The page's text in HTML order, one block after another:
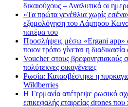
δικαιούχους – Αναλυτικά οι
«Τα πρώτα γενέθλια χωρίς
εξομολόγηση του Λάμπρου
πατέρα του
Προσλήψεις μέσω «Ergani app»
ποιον τρόπο γίνεται η
Voucher στους βρεφονηπιακούς
πολύτεκνες οικογένειες
Ρωσία: Κατασβέστηκε η
Wildberries
Η Γερμανία απέτρεψε ρωσικό
επικεφαλής εταιρείας drones